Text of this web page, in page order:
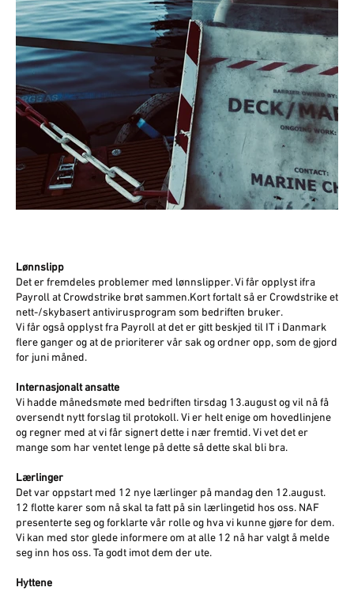
Lønnslipp
Det er fremdeles problemer med lønnslipper. Vi får opplyst ifra
Payroll at Crowdstrike brøt sammen.Kort fortalt så er Crowdstrike et
nett-/skybasert antivirusprogram som bedriften bruker.
Vi får også opplyst fra Payroll at det er gitt beskjed til IT i Danmark
flere ganger og at de prioriterer vår sak og ordner opp, som de gjord
for juni måned.
Internasjonalt ansatte
Vi hadde månedsmøte med bedriften tirsdag 13.august og vil nå få
oversendt nytt forslag til protokoll. Vi er helt enige om hovedlinjene
og regner med at vi får signert dette i nær fremtid. Vi vet det er
mange som har ventet lenge på dette så dette skal bli bra.
Lærlinger
Det var oppstart med 12 nye lærlinger på mandag den 12.august.
12 flotte karer som nå skal ta fatt på sin lærlingetid hos oss. NAF
presenterte seg og forklarte vår rolle og hva vi kunne gjøre for dem.
Vi kan med stor glede informere om at alle 12 nå har valgt å melde
seg inn hos oss. Ta godt imot dem der ute.
Hyttene